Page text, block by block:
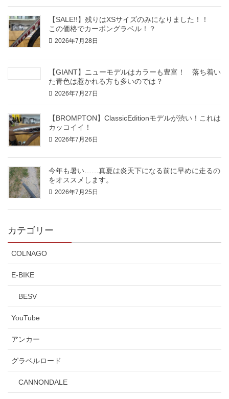
【SALE!!】残りはXSサイズのみになりました！！
この価格でカーボングラベル！？
2026年7月28日
【GIANT】ニューモデルはカラーも豊富！ 落ち着い
た青色は惹かれる方も多いのでは？
2026年7月27日
【BROMPTON】ClassicEditionモデルが渋い！これは
カッコイイ！
2026年7月26日
今年も暑い……真夏は炎天下になる前に早めに走るの
をオススメします。
2026年7月25日
カテゴリー
COLNAGO
E-BIKE
BESV
YouTube
アンカー
グラベルロード
CANNONDALE